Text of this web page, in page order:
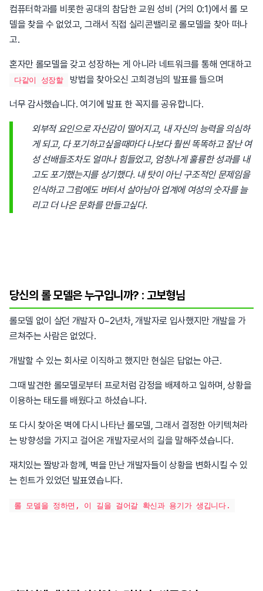
컴퓨터학과를 비롯한 공대의 참담한 교원 성비 (거의 0:1)에서 롤 모
델을 찾을 수 없었고, 그래서 직접 실리콘밸리로 롤모델을 찾아 떠나
고.
혼자만 롤모델을 갖고 성장하는 게 아니라 네트워크를 통해 연대하고
다같이 성장할 방법을 찾아오신 고희경님의 발표를 들으며
너무 감사했습니다. 여기에 발표 한 꼭지를 공유합니다.
외부적 요인으로 자신감이 떨어지고, 내 자신의 능력을 의심하
게 되고, 다 포기하고싶을때마다 나보다 훨씬 똑똑하고 잘난 여
성 선배들조차도 얼마나 힘들었고, 엄청나게 훌륭한 성과를 내
고도 포기했는지를 상기했다. 내 탓이 아닌 구조적인 문제임을
인식하고 그럼에도 버텨서 살아남아 업계에 여성의 숫자를 늘
리고 더 나은 문화를 만들고싶다.
당신의 롤 모델은 누구입니까? : 고보형님
롤모델 없이 살던 개발자 0~2년차, 개발자로 입사했지만 개발을 가
르쳐주는 사람은 없었다.
개발할 수 있는 회사로 이직하고 했지만 현실은 답없는 야근.
그때 발견한 롤모델로부터 프로처럼 감정을 배제하고 일하며, 상황을
이용하는 태도를 배웠다고 하셨습니다.
또 다시 찾아온 벽에 다시 나타난 롤모델, 그래서 결정한 아키텍쳐라
는 방향성을 가지고 걸어온 개발자로서의 길을 말해주셨습니다.
재치있는 짤방과 함께, 벽을 만난 개발자들이 상황을 변화시킬 수 있
는 힌트가 있었던 발표였습니다.
롤 모델을 정하면, 이 길을 걸어갈 확신과 용기가 생깁니다.